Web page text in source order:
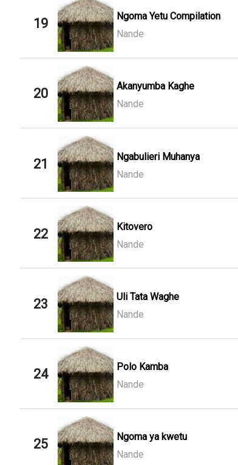
19
Ngoma Yetu Compilation
Nande
20
Akanyumba Kaghe
Nande
21
Ngabulieri Muhanya
Nande
22
Kitovero
Nande
23
Uli Tata Waghe
Nande
24
Polo Kamba
Nande
25
Ngoma ya kwetu
Nande